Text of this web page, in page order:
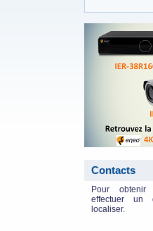
Contacts
Pour obtenir
effectuer un
localiser.